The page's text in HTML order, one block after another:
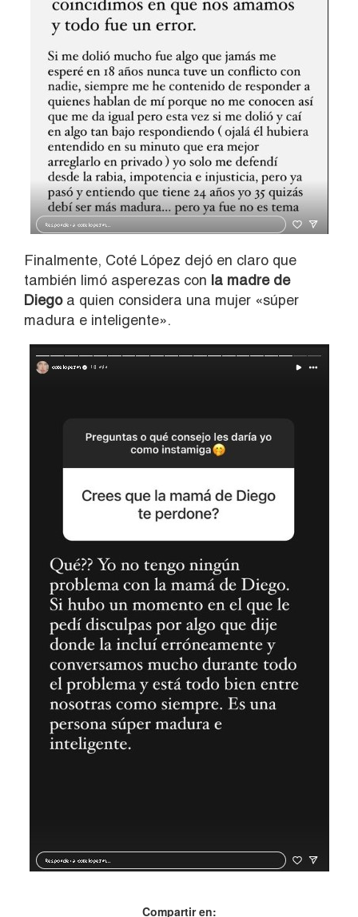
Finalmente, Coté López dejó en claro que
también limó asperezas con la madre de
Diegoa quien considera una mujer «súper
madura e inteligente».
Compartir en: